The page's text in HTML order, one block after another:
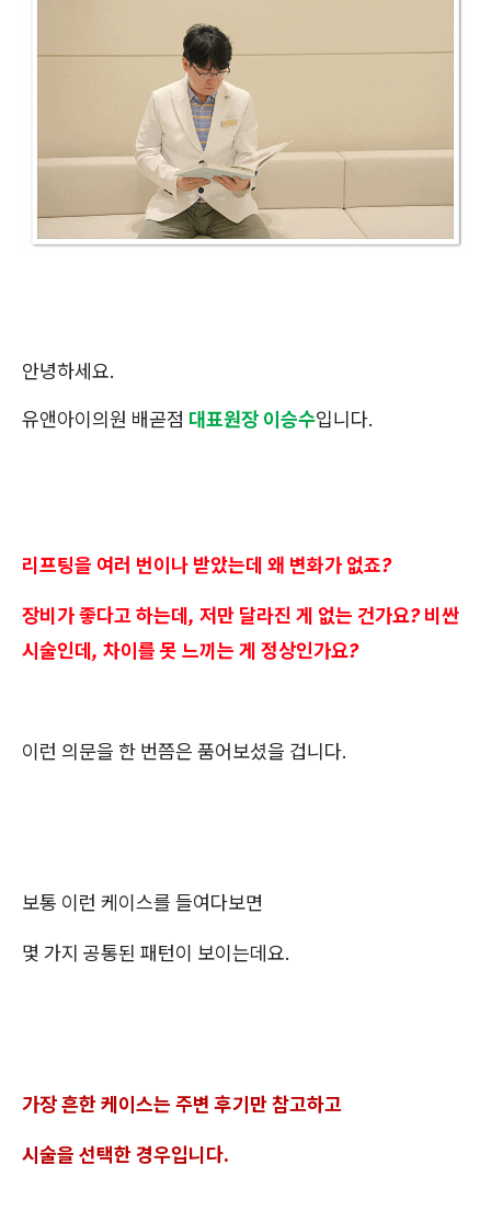
안녕하세요.
유앤아이의원 배곧점 대표원장 이승수입니다.
리프팅을 여러 번이나 받았는데 왜 변화가 없죠?
장비가 좋다고 하는데, 저만 달라진 게 없는 건가요? 비싼
시술인데, 차이를 못 느끼는 게 정상인가요?
이런 의문을 한 번쯤은 품어보셨을 겁니다.
보통 이런 케이스를 들여다보면
몇 가지 공통된 패턴이 보이는데요.
가장 흔한 케이스는 주변 후기만 참고하고
시술을 선택한 경우입니다.